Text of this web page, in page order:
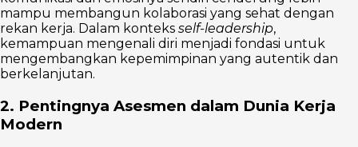
mampu membangun kolaborasi yang sehat dengan
rekan kerja. Dalam konteks self-leadership,
kemampuan mengenali diri menjadi fondasi untuk
mengembangkan kepemimpinan yang autentik dan
berkelanjutan.
2. Pentingnya Asesmen dalam Dunia Kerja
Modern